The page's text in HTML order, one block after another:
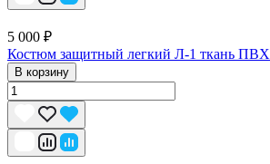
5 000 ₽
Костюм защитный легкий Л-1 ткань ПВХ
В корзину